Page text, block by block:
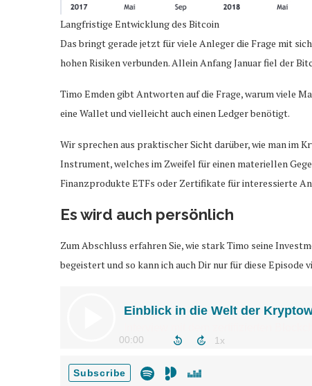
Langfristige Entwicklung des Bitcoin
Das bringt gerade jetzt für viele Anleger die Frage mit
hohen Risiken verbunden. Allein Anfang Januar fiel der
Timo Emden gibt Antworten auf die Frage, warum viele
eine Wallet und vielleicht auch einen Ledger benötigt.
Wir sprechen aus praktischer Sicht darüber, wie man im
Instrument, welches im Zweifel für einen materiellen
Finanzprodukte ETFs oder Zertifikate für interessierte
Es wird auch persönlich
Zum Abschluss erfahren Sie, wie stark Timo seine
begeistert und so kann ich auch Dir nur für diese Episode